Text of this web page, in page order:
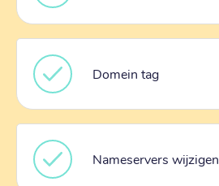
Domein tag
Nameservers wijzigen